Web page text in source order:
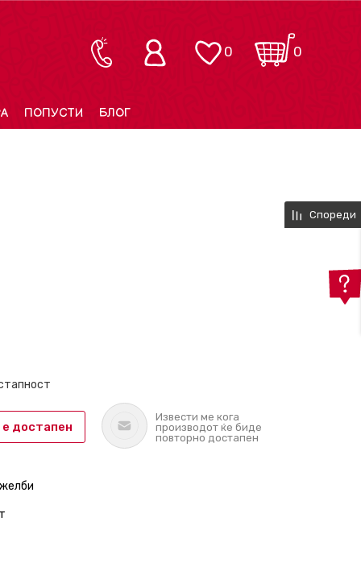
0
0
ПОПУСТИ БЛОГ
достапен
Извести ме кога
производот ќе биде
повторно достапен
Спореди